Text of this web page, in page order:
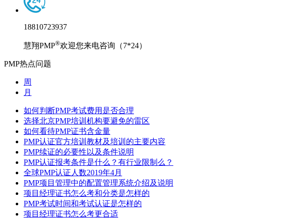
18810723937
慧翔PMP®欢迎您来电咨询（7*24）
PMP热点问题
周
月
如何判断PMP考试费用是否合理
选择北京PMP培训机构要避免的雷区
如何看待PMP证书含金量
PMP认证官方培训教材及培训的主要内容
PMP续证的必要性以及条件说明
PMP认证报考条件是什么？有行业限制么？
全球PMP认证人数2019年4月
PMP项目管理中的配置管理系统介绍及说明
项目经理证书怎么考和分类是怎样的
PMP考试时间和考试认证是怎样的
项目经理证书怎么考更合适